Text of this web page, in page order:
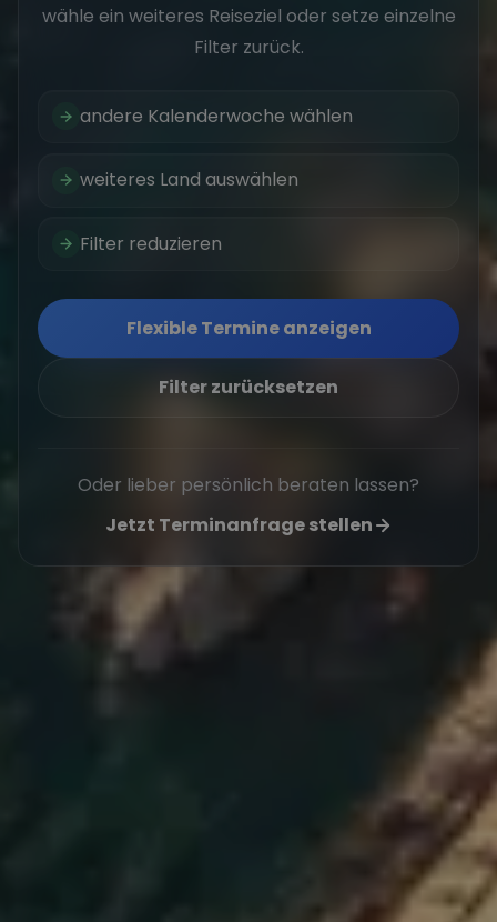
wähle ein weiteres Reiseziel oder setze einzelne
Filter zurück.
andere Kalenderwoche wählen
weiteres Land auswählen
Filter reduzieren
Flexible Termine anzeigen
Filter zurücksetzen
Oder lieber persönlich beraten lassen?
Jetzt Terminanfrage stellen